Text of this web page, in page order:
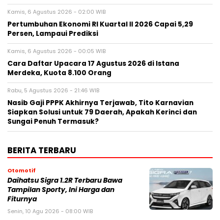
Kamis, 6 Agustus 2026 - 02:00 WIB
Pertumbuhan Ekonomi RI Kuartal II 2026 Capai 5,29
Persen, Lampaui Prediksi
Kamis, 6 Agustus 2026 - 00:05 WIB
Cara Daftar Upacara 17 Agustus 2026 di Istana
Merdeka, Kuota 8.100 Orang
Rabu, 5 Agustus 2026 - 21:46 WIB
Nasib Gaji PPPK Akhirnya Terjawab, Tito Karnavian
Siapkan Solusi untuk 79 Daerah, Apakah Kerinci dan
Sungai Penuh Termasuk?
BERITA TERBARU
Otomotif
Daihatsu Sigra 1.2R Terbaru Bawa
Tampilan Sporty, Ini Harga dan
Fiturnya
Senin, 10 Agu 2026 - 08:00 WIB